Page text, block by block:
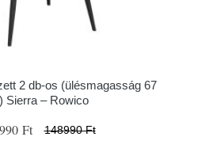
2 db-os (ülésmagasság 67
Sierra – Rowico
Ft 148990 Ft